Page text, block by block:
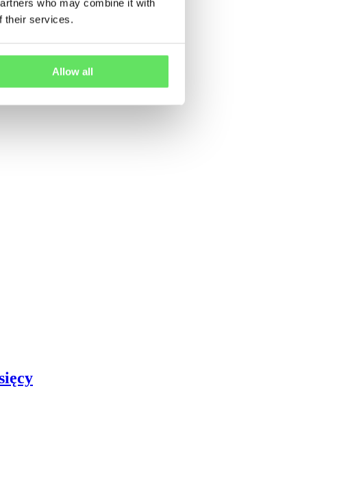
who may combine it with
their services.
Allow all